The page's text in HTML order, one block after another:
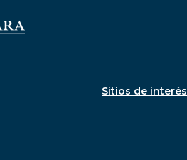
Sitios de interés